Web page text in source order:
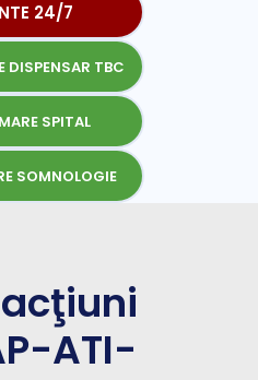
24/7
DISPENSAR TBC
SPITAL
SOMNOLOGIE
ATI-